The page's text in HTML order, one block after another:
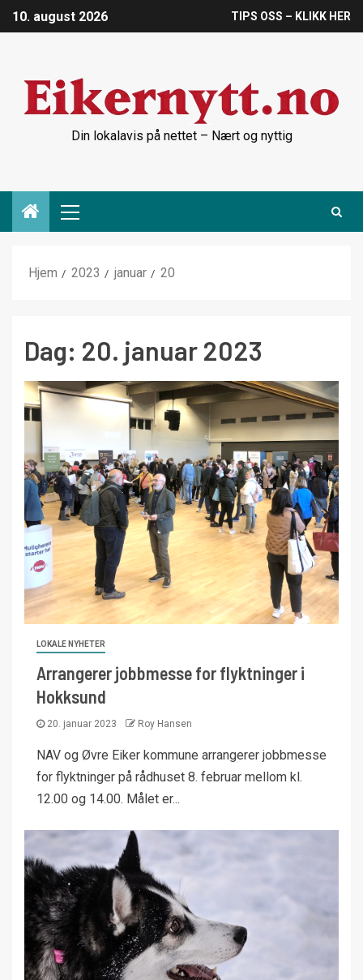
10. august 2026 TIPS OSS – KLIKK HER
Din lokalavis på nettet – Nært og nyttig
Hjem 2023 januar 20
Dag: 20. januar 2023
LOKALE NYHETER
Arrangerer jobbmesse for flyktninger i
Hokksund
20. januar 2023 Roy Hansen
NAV og Øvre Eiker kommune arrangerer jobbmesse
for flyktninger på rådhuset 8. februar mellom kl.
12.00 og 14.00. Målet er...